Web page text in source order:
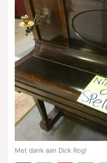
Met dank aan Dick Rog!